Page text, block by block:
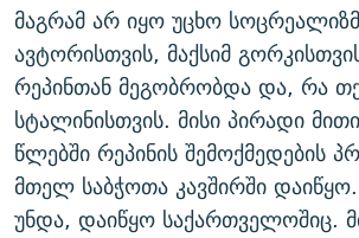
მაგრამ არ იყო უცხო
ავტორისთვის, მაქსიმ
რეპინთან მეგობრობდა და, რა
სტალინისთვის. მისი პირადი
წლებში რეპინის შემოქმედების
მთელ საბჭოთა კავშირში
უნდა, დაიწყო საქართველოშიც.